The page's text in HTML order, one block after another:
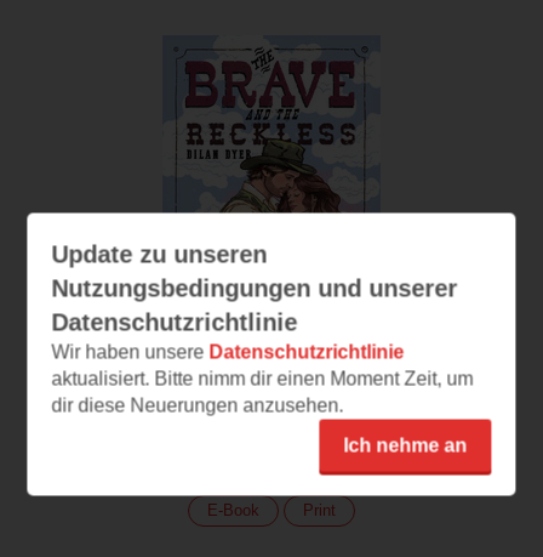
The Brave and the
E-Book Print
Update zu unseren
Nutzungsbedingungen und unserer
Datenschutzrichtlinie
Wir haben unsere Datenschutzrichtlinie
aktualisiert. Bitte nimm dir einen Moment Zeit, um
dir diese Neuerungen anzusehen.
Ich nehme an